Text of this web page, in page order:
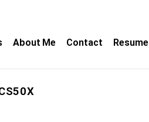
About Me Contact Resume